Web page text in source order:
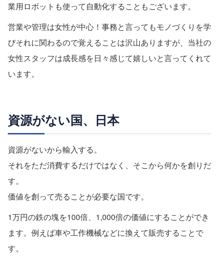
業用ロボットも使って自動化することもございます。
営業や管理は女性が中心！事務と言ってもモノづくりを学
びそれに関わるので覚えることは沢山ありますが、当社の
女性スタッフは成長感を日々感じて嬉しいと言ってくれて
います。
資源がない国、日本
資源がないから輸入する。
それをただ消費するだけではなく、そこから何かを創りだ
す。
価値を創って売ることが必要な国です。
1万円の鉄の塊を100倍、1,000倍の価値にすることができ
ます。例えば車や工作機械などに換えて販売することで
す。